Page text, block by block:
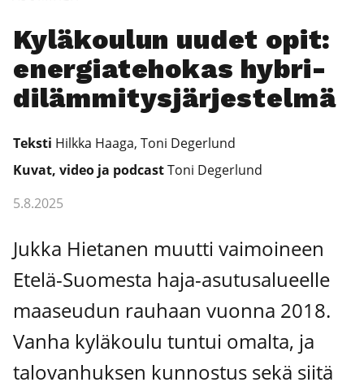
Kylä­kou­lun uudet opit:
ener­gia­te­ho­kas hybri­
di­läm­mi­tys­jär­jes­tel­mä
Teks­ti Hilk­ka Haa­ga, Toni Deger­lund
Kuvat, video ja podcastToni Deger­lund
5.8.2025
Juk­ka Hie­ta­nen muut­ti vai­moi­neen
Ete­lä-Suo­mes­ta haja-asu­tusa­lu­eel­le
maa­seu­dun rau­haan vuon­na 2018.
Van­ha kylä­kou­lu tun­tui omal­ta, ja
talo­van­huk­sen kun­nos­tus sekä sii­tä